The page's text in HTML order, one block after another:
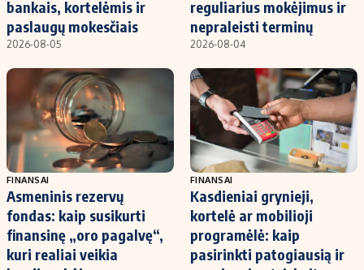
bankais, kortelėmis ir
paslaugų mokesčiais
2026-08-05
reguliarius mokėjimus ir
nepraleisti terminų
2026-08-04
FINANSAI
Asmeninis rezervų
fondas: kaip susikurti
finansinę „oro pagalvę“,
kuri realiai veikia
FINANSAI
Kasdieniai grynieji,
kortelė ar mobilioji
programėlė: kaip
pasirinkti patogiausią ir